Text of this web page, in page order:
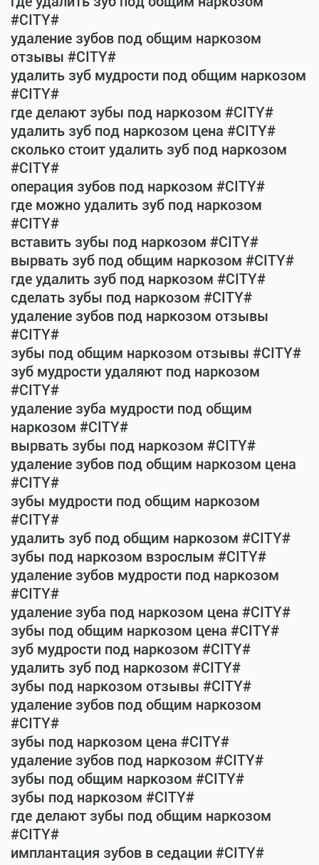
#CITY#
удаление зубов под общим наркозом
отзывы #CITY#
удалить зуб мудрости под общим наркозом
#CITY#
где делают зубы под наркозом #CITY#
удалить зуб под наркозом цена #CITY#
сколько стоит удалить зуб под наркозом
#CITY#
операция зубов под наркозом #CITY#
где можно удалить зуб под наркозом
#CITY#
вставить зубы под наркозом #CITY#
вырвать зуб под общим наркозом #CITY#
где удалить зуб под наркозом #CITY#
сделать зубы под наркозом #CITY#
удаление зубов под наркозом отзывы
#CITY#
зубы под общим наркозом отзывы #CITY#
зуб мудрости удаляют под наркозом
#CITY#
удаление зуба мудрости под общим
наркозом #CITY#
вырвать зубы под наркозом #CITY#
удаление зубов под общим наркозом цена
#CITY#
зубы мудрости под общим наркозом
#CITY#
удалить зуб под общим наркозом #CITY#
зубы под наркозом взрослым #CITY#
удаление зубов мудрости под наркозом
#CITY#
удаление зуба под наркозом цена #CITY#
зубы под общим наркозом цена #CITY#
зуб мудрости под наркозом #CITY#
удалить зуб под наркозом #CITY#
зубы под наркозом отзывы #CITY#
удаление зубов под общим наркозом
#CITY#
зубы под наркозом цена #CITY#
удаление зубов под наркозом #CITY#
зубы под общим наркозом #CITY#
зубы под наркозом #CITY#
где делают зубы под общим наркозом
#CITY#
имплантация зубов в седации #CITY#